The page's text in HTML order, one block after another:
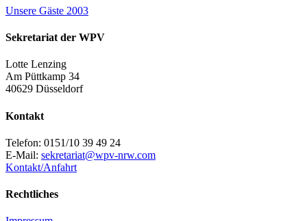
Unsere Gäste 2003
Sekretariat der WPV
Lotte Lenzing
Am Püttkamp 34
40629 Düsseldorf
Kontakt
Telefon: 0151/10 39 49 24
E-Mail: sekretariat@wpv-nrw.com
Kontakt/Anfahrt
Rechtliches